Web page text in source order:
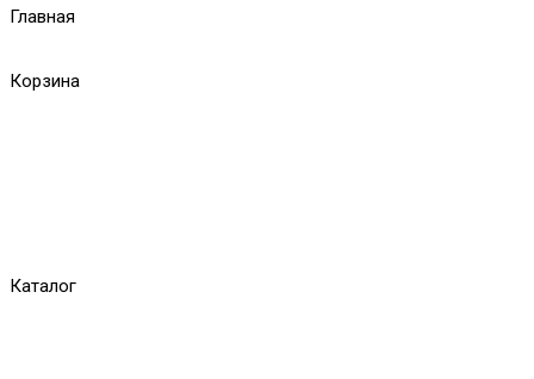
Главная
Корзина
Каталог